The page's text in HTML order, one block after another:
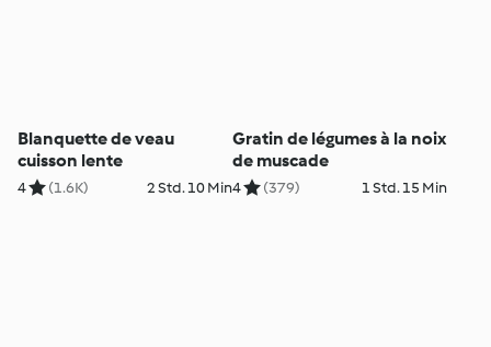
Blanquette de veau
cuisson lente
4 (1.6K) 2 Std. 10 Min
Gratin de légumes à la noix
de muscade
4 (379) 1 Std. 15 Min